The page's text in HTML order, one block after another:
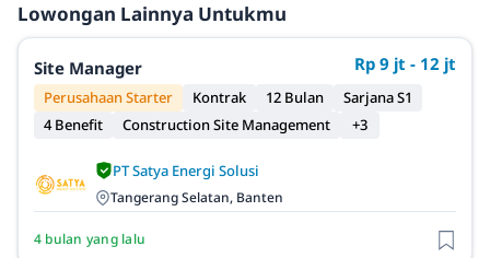
Lowongan Lainnya Untukmu
Site Manager Rp 9 jt - 12 jt
Perusahaan Starter Kontrak 12 Bulan
Sarjana S1
4 Benefit
Construction Site Management +3
PT Satya Energi Solusi
Tangerang Selatan, Banten
4 bulan yang lalu